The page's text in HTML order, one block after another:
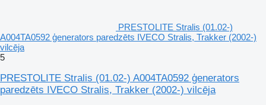
PRESTOLITE Stralis (01.02-)
A004TA0592 ģenerators paredzēts IVECO Stralis, Trakker (2002-)
vilcēja
5
PRESTOLITE Stralis (01.02-) A004TA0592 ģenerators
paredzēts IVECO Stralis, Trakker (2002-) vilcēja